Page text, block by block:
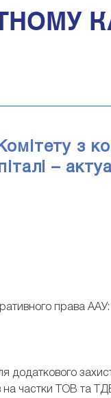
з
–
права ААУ:
додаткового
на частки ТОВ та